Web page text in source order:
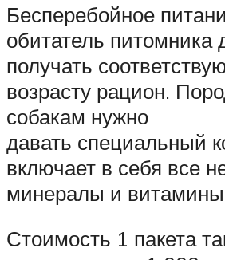
Бесперебойное
обитатель питомника
получать
возрасту рацион.
собакам нужно
давать специальный
включает в себя все
минералы и
Стоимость 1 пакета